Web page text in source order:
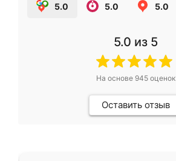
5.0 5.0 5.0
5.0 из 5
На основе 945оценок
Оставить отзыв